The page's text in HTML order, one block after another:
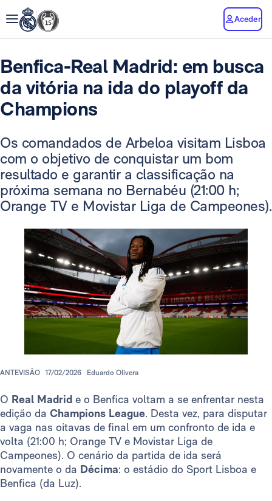
Aceder
Benfica-Real Madrid: em busca
da vitória na ida do playoff da
Champions
Os comandados de Arbeloa visitam Lisboa
com o objetivo de conquistar um bom
resultado e garantir a classificação na
próxima semana no Bernabéu (21:00 h;
Orange TV e Movistar Liga de Campeones).
ANTEVISÃO 17/02/2026 Eduardo Olivera
O Real Madrid e o Benfica voltam a se enfrentar nesta
edição da Champions League. Desta vez, para disputar
a vaga nas oitavas de final em um confronto de ida e
volta (21:00 h; Orange TV e Movistar Liga de
Campeones). O cenário da partida de ida será
novamente o da Décima: o estádio do Sport Lisboa e
Benfica (da Luz).